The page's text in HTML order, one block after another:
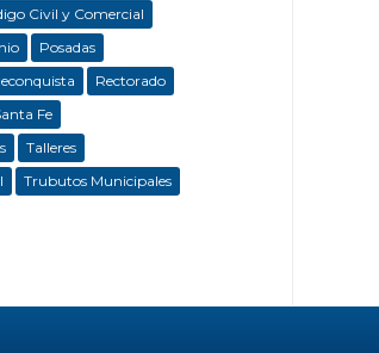
Civil y Comercial
Posadas
Rectorado
Fe
Talleres
Trubutos Municipales